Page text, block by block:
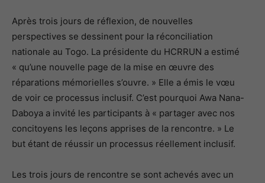
Après trois jours de réflexion, de nouvelles
perspectives se dessinent pour la réconciliation
nationale au Togo. La présidente du HCRRUN a estimé
« qu’une nouvelle page de la mise en œuvre des
réparations mémorielles s’ouvre. » Elle a émis le vœu
de voir ce processus inclusif. C’est pourquoi Awa Nana-
Daboya a invité les participants à « partager avec nos
concitoyens les leçons apprises de la rencontre. » Le
but étant de réussir un processus réellement inclusif.
Les trois jours de rencontre se sont achevés avec un